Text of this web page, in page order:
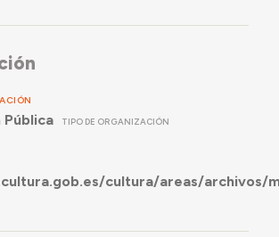
Pública TIPO DE ORGANIZACIÓN
cultura/areas/archivos/